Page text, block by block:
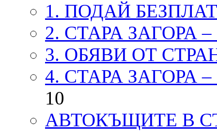
1. ПОДАЙ
2. СТАРА ЗАГОРА
3. ОБЯВИ ОТ
4. СТАРА ЗАГОРА
10
АВТОКЪЩИТЕ В